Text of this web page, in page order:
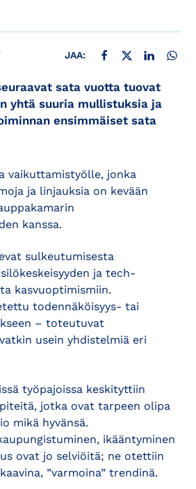
JAA: JAA FACEBOOKISSA
JAA X:SSÄ JAA
sata vuotta tuovat
yhtä suuria mullistuksia ja
ensimmäiset sata
vaikuttamistyölle, jonka
ja linjauksia on kevään
kanssa.
sulkeutumisesta
ja tech-
kasvuoptimismiin.
todennäköisyys- tai
– toteutuvat
usein yhdistelmiä eri
työpajoissa keskityttiin
jotka ovat tarpeen olipa
mikä hyvänsä.
ikääntyminen
ovat jo selviöitä; ne otettiin
”varmoina” trendinä.